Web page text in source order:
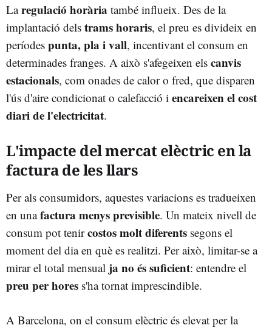
Laregulació horària també influeix. Des de la
implantació dels trams horaris, el preu es divideix en
períodes punta, pla i vall, incentivant el consum en
determinades franges. A això s'afegeixen els canvis
estacionals, com onades de calor o fred, que disparen
l'ús d'aire condicionat o calefacció i encareixen el cost
diari de l'electricitat.
L'impacte del mercat elèctric en la
factura de les llars
Per als consumidors, aquestes variacions es tradueixen
en unafactura menys previsible. Un mateix nivell de
consum pot tenircostos molt diferents segons el
moment del dia en què es realitzi. Per això, limitar-se a
mirar el total mensual ja no és suficient: entendre el
preu per hores s'ha tornat imprescindible.
A Barcelona, on el consum elèctric és elevat per la